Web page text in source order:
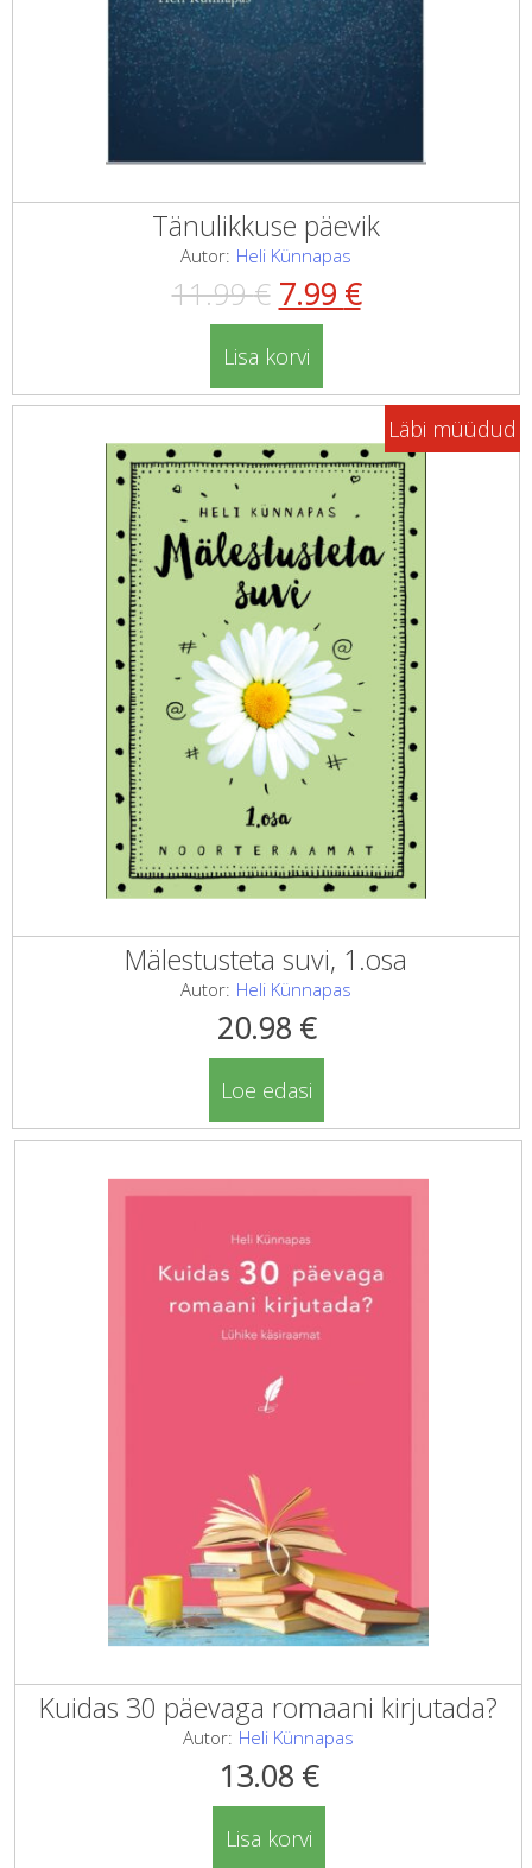
Tänulikkuse päevik
Autor: Heli Künnapas
11.99€ Algne
hind
oli:
11.99 €.
7.99 €Current
is:
7.99 €.
Lisa korvi
Läbi müüdud
Mälestusteta suvi, 1.osa
Autor: Heli Künnapas
20.98 €
Loe edasi
Kuidas 30 päevaga romaani kirjutada?
Autor: Heli Künnapas
13.08 €
Lisa korvi